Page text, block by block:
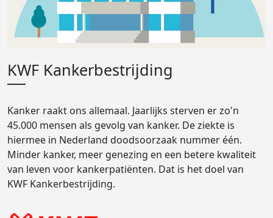
KWF Kankerbestrijding
Kanker raakt ons allemaal. Jaarlijks sterven er zo'n
45.000 mensen als gevolg van kanker. De ziekte is
hiermee in Nederland doodsoorzaak nummer één.
Minder kanker, meer genezing en een betere kwaliteit
van leven voor kankerpatiënten. Dat is het doel van
KWF Kankerbestrijding.